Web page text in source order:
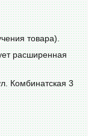
товара).
расширенная
Комбинатская 3